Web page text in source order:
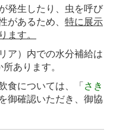
生したり、 虫を呼び
あるため、 特に展示
す。
ア）内での水分補給は
あります。
食については、「さき
御確認いただき、御協